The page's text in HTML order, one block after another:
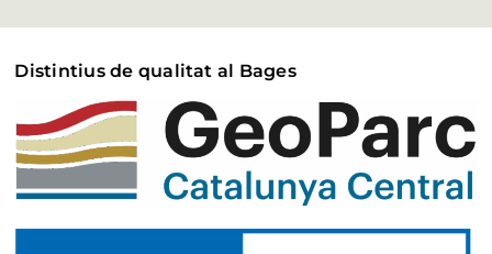
Distintius de qualitat al Bages